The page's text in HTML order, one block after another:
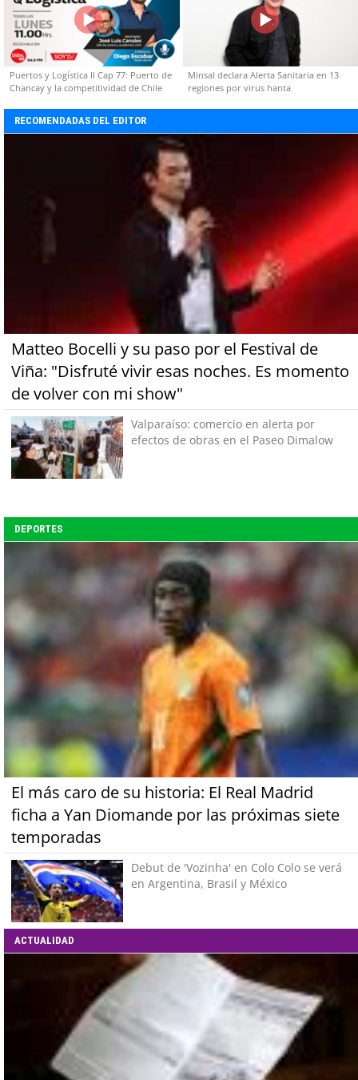
Puertos y Logística II Cap 77: Puerto de
Chancay y la competitividad de Chile
Minsal declara Alerta Sanitaria en 13
regiones por virus hanta
RECOMENDADAS DEL EDITOR
Matteo Bocelli y su paso por el Festival de
Viña: "Disfruté vivir esas noches. Es momento
de volver con mi show"
Valparaíso: comercio en alerta por
efectos de obras en el Paseo Dimalow
DEPORTES
El más caro de su historia: El Real Madrid
ficha a Yan Diomande por las próximas siete
temporadas
Debut de 'Vozinha' en Colo Colo se verá
en Argentina, Brasil y México
ACTUALIDAD